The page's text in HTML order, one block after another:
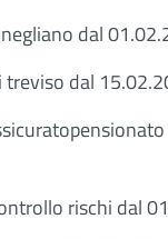
dal
dal
rischi dal